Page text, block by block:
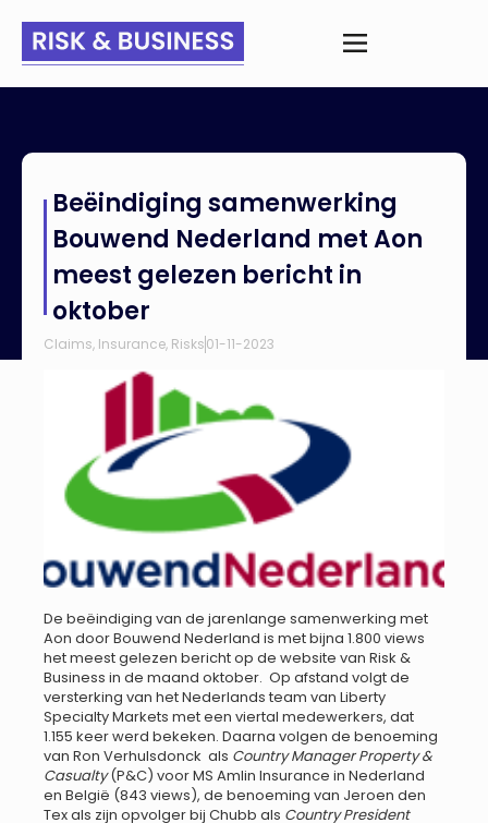
Nederland met Aon meest gelezen bericht in oktober
Beëindiging samenwerking
Bouwend Nederland met Aon
meest gelezen bericht in
oktober
Claims, Insurance, Risks01-11-2023
De beëindiging van de jarenlange samenwerking met
Aon door Bouwend Nederland is met bijna 1.800 views
het meest gelezen bericht op de website van Risk &
Business in de maand oktober. Op afstand volgt de
versterking van het Nederlands team van Liberty
Specialty Markets met een viertal medewerkers, dat
1.155 keer werd bekeken. Daarna volgen de benoeming
van Ron Verhulsdonck als Country Manager Property &
Casualty(P&C) voor MS Amlin Insurance in Nederland
en België (843 views), de benoeming van Jeroen den
Tex als zijn opvolger bij Chubb als Country President